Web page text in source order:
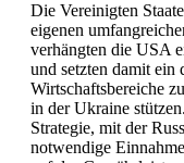
Die Vereinigten
eigenen
verhängten die USA
und setzten damit ein
Wirtschaftsbereiche
in der Ukraine
Strategie, mit der
notwendige